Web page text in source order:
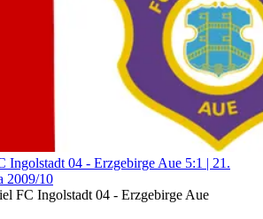
Ingolstadt 04 - Erzgebirge Aue 5:1 | 21.
2009/10
FC Ingolstadt 04 - Erzgebirge Aue